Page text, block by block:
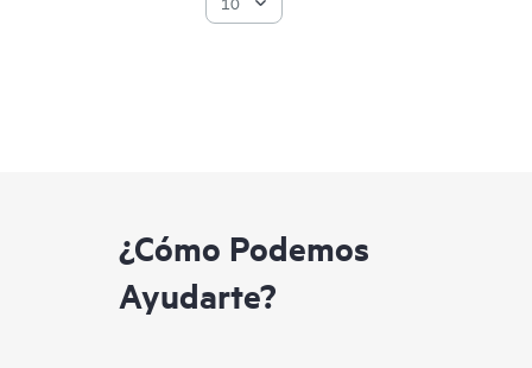
¿Cómo Podemos
Ayudarte?